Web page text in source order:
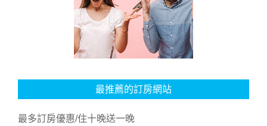
最推薦的訂房網站
最多訂房優惠/住十晚送一晚